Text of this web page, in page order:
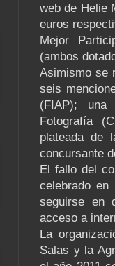
web de Helie
euros
Mejor
(ambos
Asimismo se
seis
(FIAP); una
Fotografía
plateada de
concursante
El fallo del
celebrado
seguirse en
acceso a
La
Salas y la